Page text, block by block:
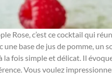
Rose, c’est ce cocktail qui
une base de jus de pomme, un
la fois simple et délicat. Il
Vous voulez